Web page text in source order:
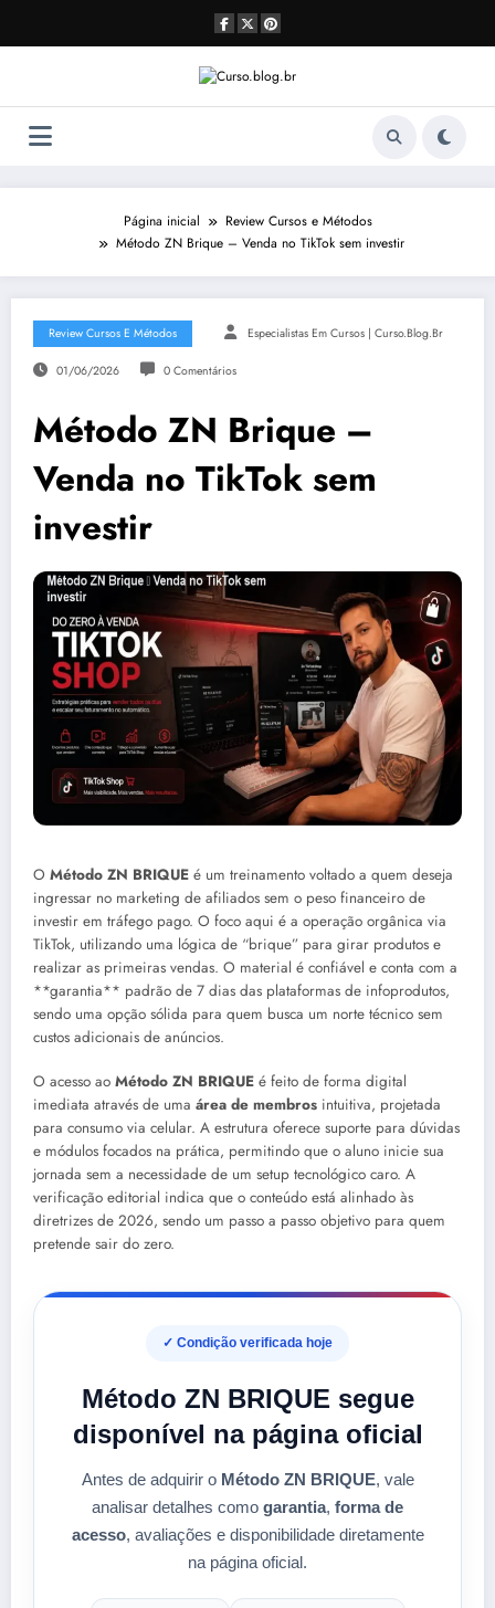
o
Página inicial
Review Cursos e Métodos
Método ZN Brique – Venda no TikTok sem investir
Review Cursos E Métodos Especialistas Em Cursos | Curso.blog.br
01/06/2026 0 Comentários
Método ZN Brique –
Venda no TikTok sem
investir
O Método ZN BRIQUE é um treinamento voltado a quem deseja
ingressar no marketing de afiliados sem o peso financeiro de
investir em tráfego pago. O foco aqui é a operação orgânica via
TikTok, utilizando uma lógica de “brique” para girar produtos e
realizar as primeiras vendas. O material é confiável e conta com a
**garantia** padrão de 7 dias das plataformas de infoprodutos,
sendo uma opção sólida para quem busca um norte técnico sem
custos adicionais de anúncios.
O acesso ao Método ZN BRIQUE é feito de forma digital
imediata através de uma área de membros intuitiva, projetada
para consumo via celular. A estrutura oferece suporte para dúvidas
e módulos focados na prática, permitindo que o aluno inicie sua
jornada sem a necessidade de um setup tecnológico caro. A
verificação editorial indica que o conteúdo está alinhado às
diretrizes de 2026, sendo um passo a passo objetivo para quem
pretende sair do zero.
✓ Condição verificada hoje
Método ZN BRIQUE segue
disponível na página oficial
Antes de adquirir o Método ZN BRIQUE, vale
analisar detalhes como garantia, forma de
acesso, avaliações e disponibilidade diretamente
na página oficial.